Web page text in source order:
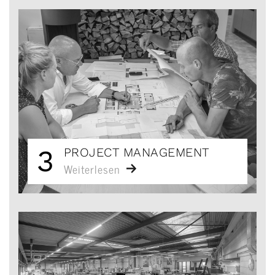
3 PROJECT MANAGEMENT
Weiterlesen